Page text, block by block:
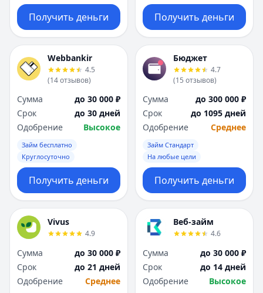
Получить деньги Получить деньги
Webbankir
4.5
(14отзывов)
Сумма
до 30 000 ₽
Срок
до 30 дней
Одобрение
Высокое
Займ бесплатно
Круглосуточно
Получить деньги
Бюджет
4.7
(15 отзывов)
Сумма
до 300 000 ₽
Срок
до 1095 дней
Одобрение
Среднее
Займ Стандарт
На любые цели
Получить деньги
Vivus
4.9
Сумма
до 30 000 ₽
Срок
до 21 дней
Одобрение
Среднее
Веб-займ
4.6
Сумма
до 30 000 ₽
Срок
до 14 дней
Одобрение
Высокое